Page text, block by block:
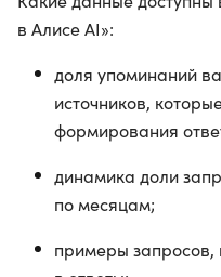
в Алисе AI»:
доля упоминаний
источников,
формирования
динамика доли
по месяцам;
примеры запросов,